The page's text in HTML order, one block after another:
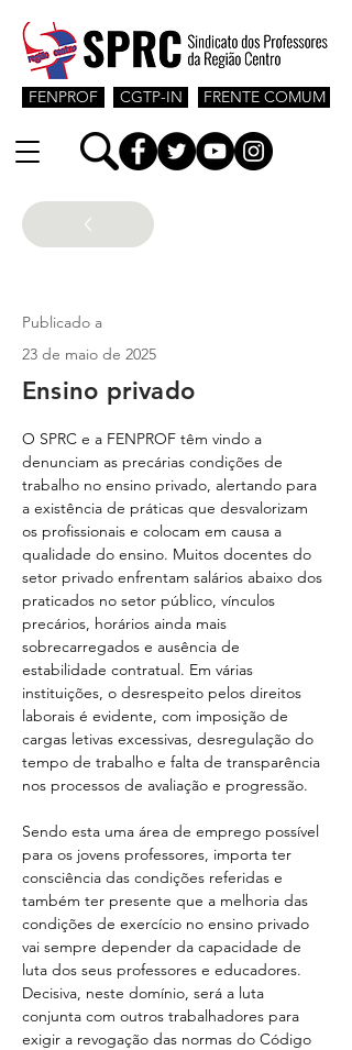
CGTP-IN
FENPROF FRENTE COMUM
Publicado a
23 de maio de 2025
Ensino privado
O SPRC e a FENPROF têm vindo a
denunciam as precárias condições de
trabalho no ensino privado, alertando para
a existência de práticas que desvalorizam
os profissionais e colocam em causa a
qualidade do ensino. Muitos docentes do
setor privado enfrentam salários abaixo dos
praticados no setor público, vínculos
precários, horários ainda mais
sobrecarregados e ausência de
estabilidade contratual. Em várias
instituições, o desrespeito pelos direitos
laborais é evidente, com imposição de
cargas letivas excessivas, desregulação do
tempo de trabalho e falta de transparência
nos processos de avaliação e progressão.
Sendo esta uma área de emprego possível
para os jovens professores, importa ter
consciência das condições referidas e
também ter presente que a melhoria das
condições de exercício no ensino privado
vai sempre depender da capacidade de
luta dos seus professores e educadores.
Decisiva, neste domínio, será a luta
conjunta com outros trabalhadores para
exigir a revogação das normas do Código